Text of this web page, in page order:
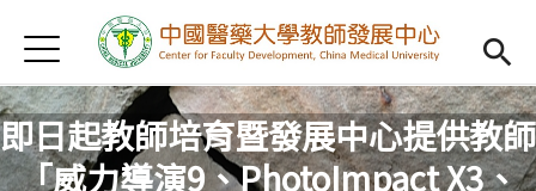
首頁
Open
認識我們
Open
教學研習
Jump to Navigation
Jump to Main content
即日起教師培育暨發展中心提供教師
「威力導演9、PhotoImpact X3、